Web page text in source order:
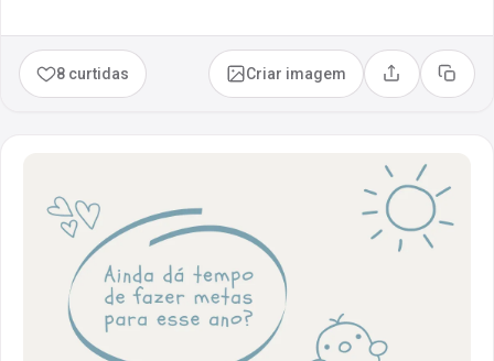
8 curtidas Criar imagem Compartilhar
Copiar